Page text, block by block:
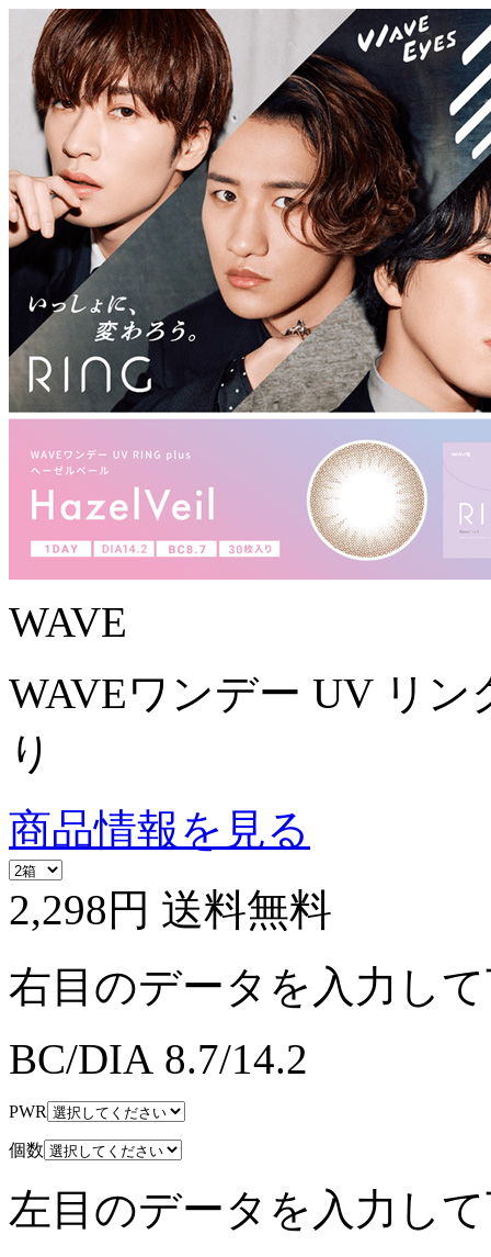
WAVE
WAVEワンデー UV リン
り
商品情報を見る
2,298円 送料無料
右目のデータを入力し
BC/DIA 8.7/14.2
PWR
個数
左目のデータを入力し